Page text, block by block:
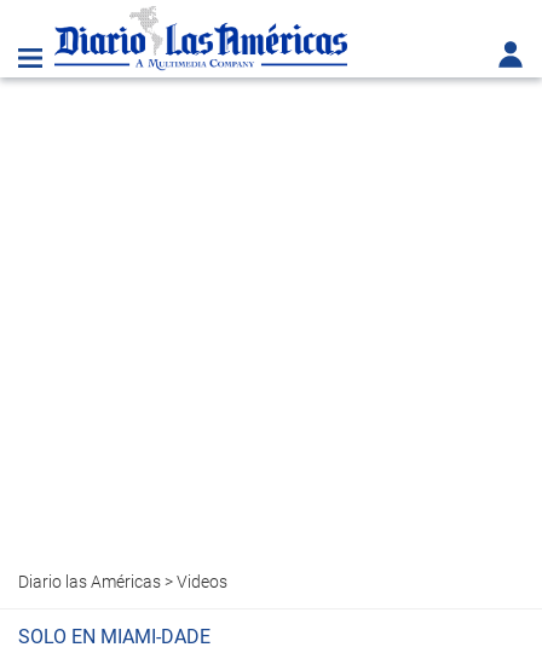
Diario las Américas>Videos
SOLO EN MIAMI-DADE